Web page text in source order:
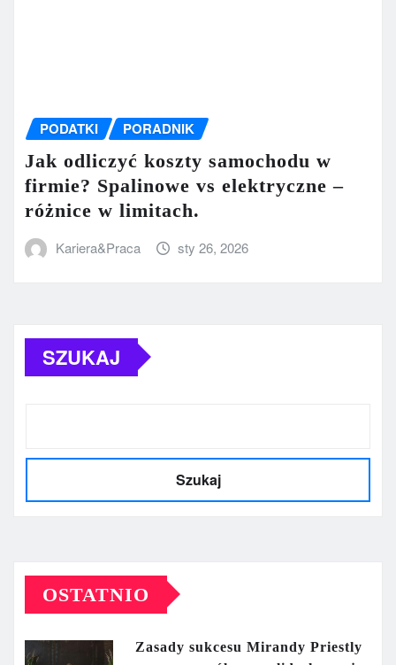
PODATKI PORADNIK
Jak odliczyć koszty samochodu w
firmie? Spalinowe vs elektryczne –
różnice w limitach.
Kariera&Praca sty 26, 2026
SZUKAJ
Szukaj
OSTATNIO
Zasady sukcesu Mirandy Priestly